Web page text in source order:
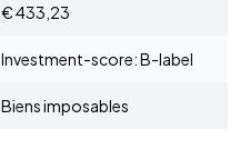
€ 433,23
Investment-score: B-label
Biens imposables